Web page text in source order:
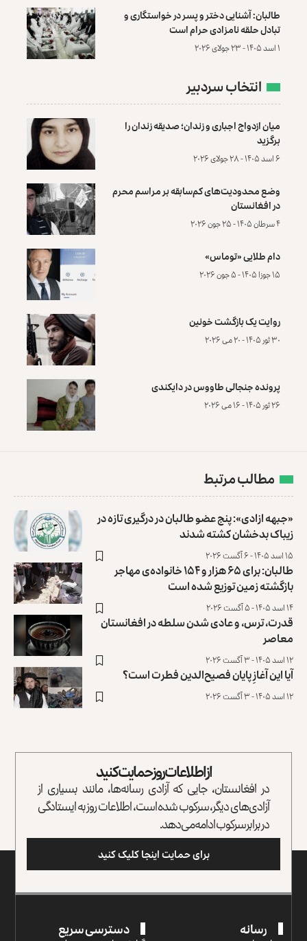
طالبان: آشنایی دختر و پسر در خواستگاری و
تبادل حلقه نامزادی حرام است
۱ اسد ۱۴۰۵ - ۲۳ جولای ۲۰۲۶
انتخاب سردبیر
میان ازدواج اجباری و زندان؛ صدیقه زندان را
برگزید
۶ اسد ۱۴۰۵ - ۲۸ جولای ۲۰۲۶
وضع محدودیت‌های کم‌سابقه بر مراسم محرم
در افغانستان
۴ سرطان ۱۴۰۵ - ۲۵ جون ۲۰۲۶
دام طلایی «توماس»
۱۵ جوزا ۱۴۰۵ - ۵ جون ۲۰۲۶
روایت یک بازگشت خونین
۳۰ ثور ۱۴۰۵ - ۲۰ می ۲۰۲۶
پرونده‌ جنجالی طاووس در دایکندی
۲۶ ثور ۱۴۰۵ - ۱۶ می ۲۰۲۶
مطالب مرتبط
«جبهه ازادی»: پنج عضو طالبان در درگیری تازه در
زیباک بدخشان کشته شدند
۱۵ اسد ۱۴۰۵ - ۶ آگست ۲۰۲۶
طالبان: برای ۶۵ هزار و ۱۵۴ خانواده‌ی مهاجر
بازگشته زمین توزیع ‏شده است
۱۴ اسد ۱۴۰۵ - ۵ آگست ۲۰۲۶
قدرت، ترس، و عادی ‌شدن سلطه در افغانستان
معاصر
۱۲ اسد ۱۴۰۵ - ۳ آگست ۲۰۲۶
آیا این آغازِ پایان فصیح‌الدین فطرت است؟
۱۲ اسد ۱۴۰۵ - ۳ آگست ۲۰۲۶
از اطلاعات روز حمایت کنید
در افغانستان، جایی که آزادی رسانه‌ها، مانند بسیاری از
آزادی‌های دیگر، سرکوب شده است، اطلاعات روز به ایستادگی
در برابر سرکوب ادامه می‌دهد.
برای حمایت اینجا کلیک کنید
رسانه دسترسی سریع